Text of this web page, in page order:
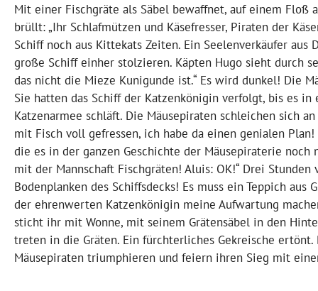
Mit einer Fischgräte als Säbel bewaffnet, auf einem Floß
brüllt: „Ihr Schlafmützen und Käsefresser, Piraten der
Schiff noch aus Kittekats Zeiten. Ein Seelenverkäufer aus
große Schiff einher stolzieren. Käpten Hugo sieht durch
das nicht die Mieze Kunigunde ist.“ Es wird dunkel! Die
Sie hatten das Schiff der Katzenkönigin verfolgt, bis es
Katzenarmee schläft. Die Mäusepiraten schleichen sich
mit Fisch voll gefressen, ich habe da einen genialen
die es in der ganzen Geschichte der Mäusepiraterie
mit der Mannschaft Fischgräten! Aluis: OK!“ Drei
Bodenplanken des Schiffsdecks! Es muss ein Teppich
der ehrenwerten Katzenkönigin meine Aufwartung
sticht ihr mit Wonne, mit seinem Grätensäbel in den
treten in die Gräten. Ein fürchterliches Gekreische
Mäusepiraten triumphieren und feiern ihren Sieg mit